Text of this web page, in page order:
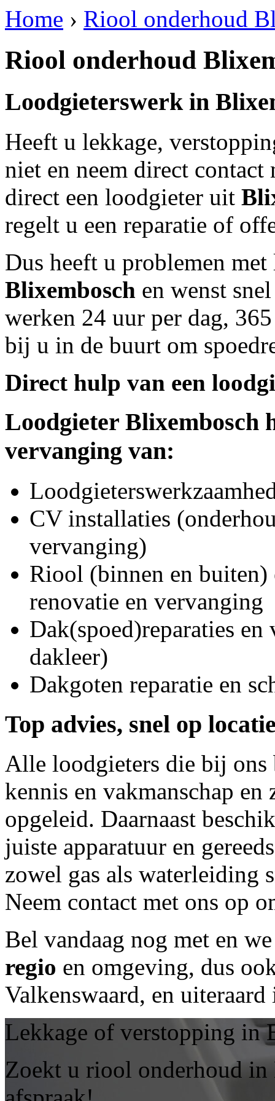
Home › Riool onderhoud
Riool onderhoud
Loodgieterswerk in
Heeft u lekkage,
niet en neem direct
direct een loodgieter uit
regelt u een reparatie of
Dus heeft u problemen
Blixembosch en wenst
werken 24 uur per dag,
bij u in de buurt om
Direct hulp van een
Loodgieter Blixembosch
vervanging van:
CV installaties
vervanging)
Riool (binnen en buiten)
renovatie en vervanging
Dak(spoed)reparaties
dakleer)
Dakgoten reparatie en
Top advies, snel op
Alle loodgieters die bij
kennis en vakmanschap
opgeleid. Daarnaast
juiste apparatuur en
zowel gas als waterleiding
Neem contact met ons op
Bel vandaag nog met en
regio en omgeving, dus
Valkenswaard, en
Lekkage of verstopping in
Zoekt u riool onderhoud in